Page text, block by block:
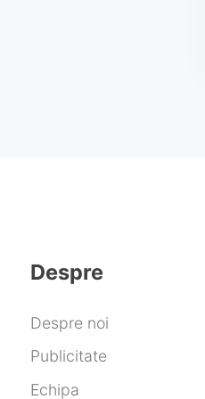
Despre
Despre noi
Publicitate
Echipa